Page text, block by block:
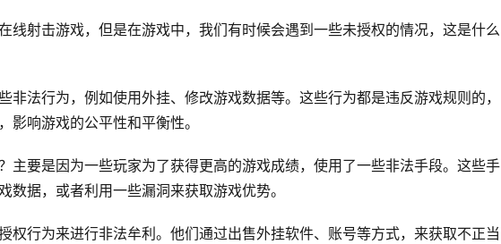
线射击游戏，但是在游戏中，我们有时候会遇到一些未授权的情况，这是什么
非法行为，例如使用外挂、修改游戏数据等。这些行为都是违反游戏规则的，
影响游戏的公平性和平衡性。
主要是因为一些玩家为了获得更高的游戏成绩，使用了一些非法手段。这些手
据，或者利用一些漏洞来获取游戏优势。
权行为来进行非法牟利。他们通过出售外挂软件、账号等方式，来获取不正当